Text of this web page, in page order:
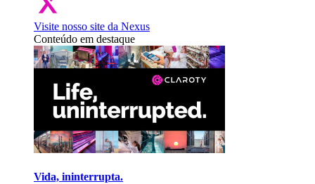
Visite nosso site da Nexus
Conteúdo em destaque
Vida, ininterrupta.